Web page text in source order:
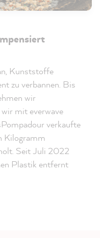
Kunststoffe
zu verbannen. Bis
wir
mit everwave
verkaufte
Kilogramm
Seit Juli 2022
Plastik entfernt